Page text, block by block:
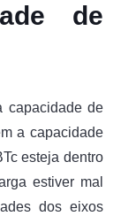
de
capacidade de
a capacidade
esteja dentro
estiver mal
dos eixos